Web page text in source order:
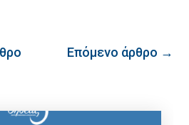
Επόμενο άρθρο →